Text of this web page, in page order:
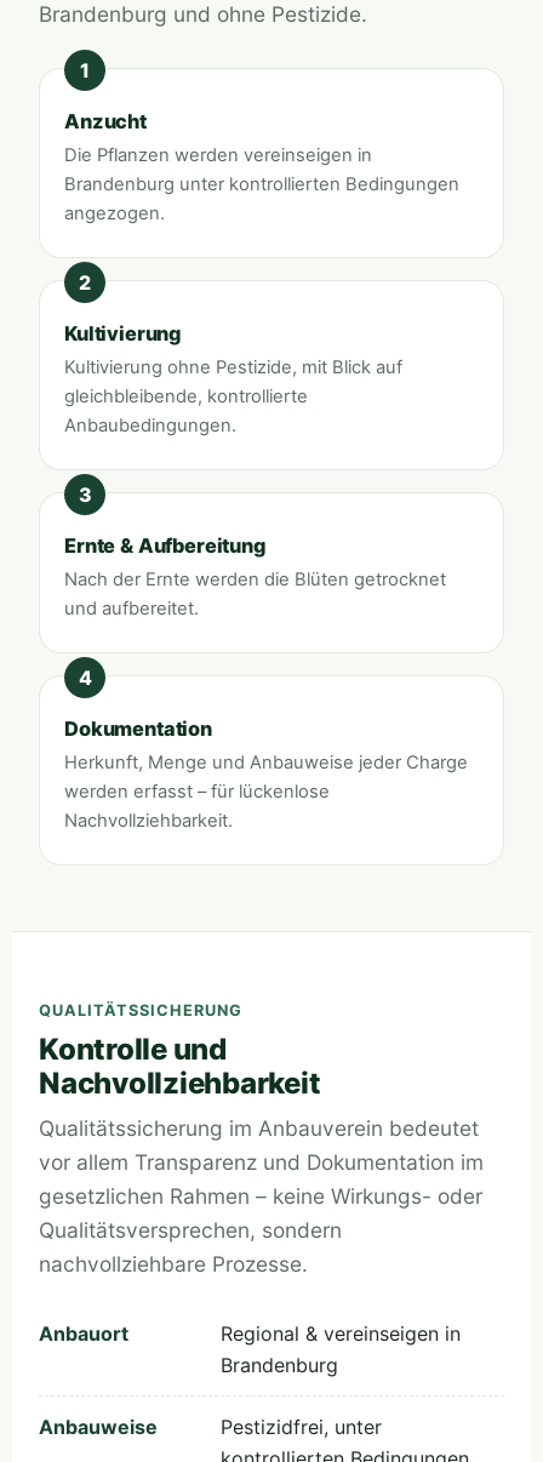
Brandenburg und ohne Pestizide.
Anzucht
Die Pflanzen werden vereinseigen in
Brandenburg unter kontrollierten Bedingungen
angezogen.
Kultivierung
Kultivierung ohne Pestizide, mit Blick auf
gleichbleibende, kontrollierte
Anbaubedingungen.
Ernte & Aufbereitung
Nach der Ernte werden die Blüten getrocknet
und aufbereitet.
Dokumentation
Herkunft, Menge und Anbauweise jeder Charge
werden erfasst – für lückenlose
Nachvollziehbarkeit.
QUALITÄTSSICHERUNG
Kontrolle und
Nachvollziehbarkeit
Qualitätssicherung im Anbauverein bedeutet
vor allem Transparenz und Dokumentation im
gesetzlichen Rahmen – keine Wirkungs- oder
Qualitätsversprechen, sondern
nachvollziehbare Prozesse.
Anbauort
Regional & vereinseigen in
Brandenburg
Anbauweise
Pestizidfrei, unter